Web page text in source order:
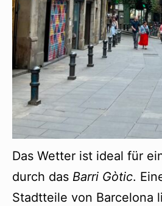
Das Wetter ist ideal für
durch das Barri Gòtic.
Stadtteile von Barcelona